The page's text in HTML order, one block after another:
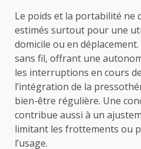
Le poids et la portabilité ne
estimés surtout pour une
domicile ou en
sans fil, offrant une
les interruptions en cours
l’intégration de la
bien-être régulière. Une
contribue aussi à un
limitant les frottements ou
l’usage.